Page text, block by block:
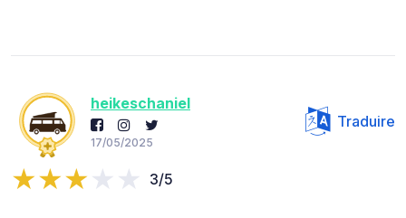
heikeschaniel
17/05/2025
Traduire
3/5